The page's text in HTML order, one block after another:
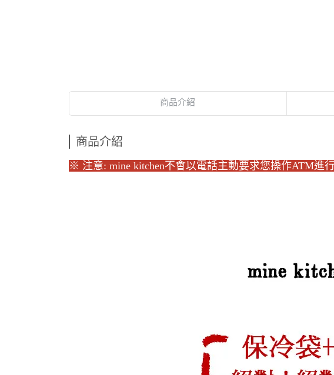
商品介紹
商品介紹
※ 注意: mine kitchen不會以電話主動要求您操作ATM進